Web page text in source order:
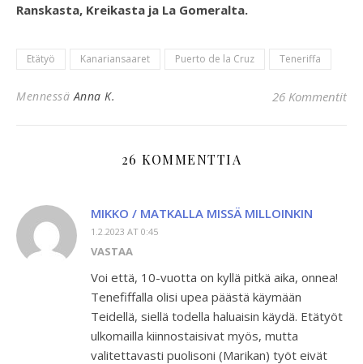
Ranskasta, Kreikasta ja La Gomeralta.
Etätyö Kanariansaaret Puerto de la Cruz Teneriffa
MennessäAnna K. 26 Kommentit
26 KOMMENTTIA
MIKKO / MATKALLA MISSÄ MILLOINKIN
1.2.2023 AT 0:45
VASTAA
Voi että, 10-vuotta on kyllä pitkä aika, onnea!
Tenefiffalla olisi upea päästä käymään
Teidellä, siellä todella haluaisin käydä. Etätyöt
ulkomailla kiinnostaisivat myös, mutta
valitettavasti puolisoni (Marikan) työt eivät